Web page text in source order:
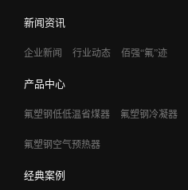
新闻资讯
企业新闻 行业动态 佰强“氟”迹
产品中心
氟塑钢低低温省煤器 氟塑钢冷凝器
氟塑钢空气预热器
经典案例